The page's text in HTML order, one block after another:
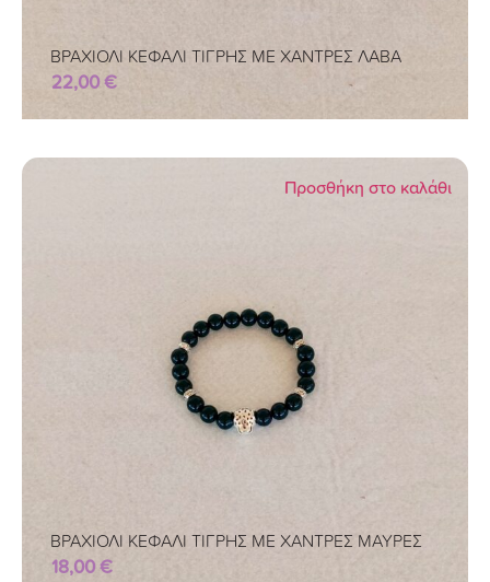
ΒΡΑΧΙΟΛΙ ΚΕΦΑΛΙ ΤΙΓΡΗΣ ΜΕ ΧΑΝΤΡΕΣ ΛΑΒΑ
22,00€
Προσθήκη στο καλάθι
ΒΡΑΧΙΟΛΙ ΚΕΦΑΛΙ ΤΙΓΡΗΣ ΜΕ ΧΑΝΤΡΕΣ ΜΑΥΡΕΣ
18,00€